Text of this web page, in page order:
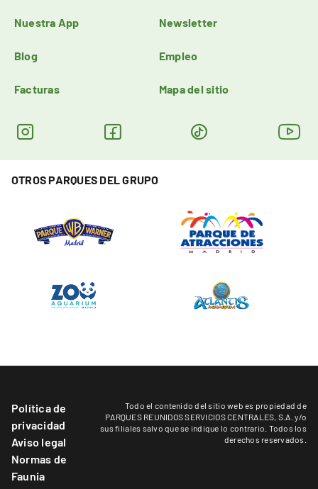
Nuestra App Newsletter
Blog Empleo
Facturas Mapa del sitio
OTROS PARQUES DEL GRUPO
Política de
privacidad
Aviso legal
Normas de
Faunia
Todo el contenido del sitio web es propiedad de
PARQUES REUNIDOS SERVICIOS CENTRALES, S.A. y/o
sus filiales salvo que se indique lo contrario. Todos los
derechos reservados.